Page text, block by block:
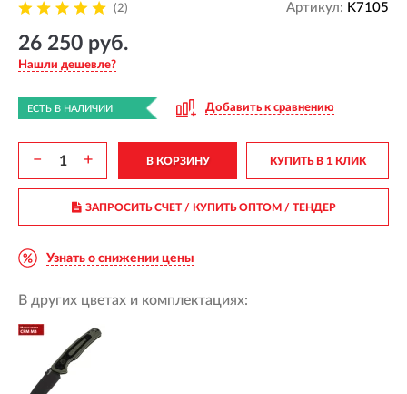
(2) Артикул: K7105
26 250 руб.
Нашли дешевле?
ЕСТЬ В НАЛИЧИИ Добавить к сравнению
− + В КОРЗИНУ КУПИТЬ В 1 КЛИК
ЗАПРОСИТЬ СЧЕТ / КУПИТЬ ОПТОМ/ ТЕНДЕР
Узнать о снижении цены
В других цветах и комплектациях: